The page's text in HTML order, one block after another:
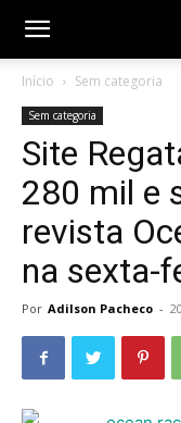
Início Sem categoria
Sem categoria
Site
280 mil e
revista
na sexta-
Por Adilson Pacheco -